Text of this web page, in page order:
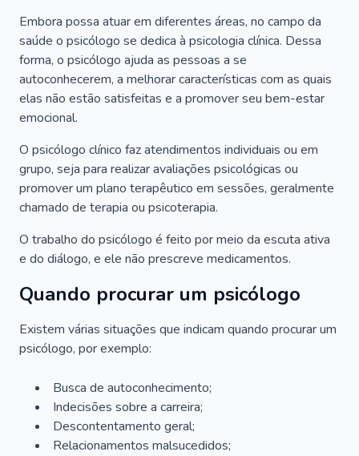
Embora possa atuar em diferentes áreas, no campo da
saúde o psicólogo se dedica à psicologia clínica. Dessa
forma, o psicólogo ajuda as pessoas a se
autoconhecerem, a melhorar características com as quais
elas não estão satisfeitas e a promover seu bem-estar
emocional.
O psicólogo clínico faz atendimentos individuais ou em
grupo, seja para realizar avaliações psicológicas ou
promover um plano terapêutico em sessões, geralmente
chamado de terapia ou psicoterapia.
O trabalho do psicólogo é feito por meio da escuta ativa
e do diálogo, e ele não prescreve medicamentos.
Quando procurar um psicólogo
Existem várias situações que indicam quando procurar um
psicólogo, por exemplo:
Busca de autoconhecimento;
Indecisões sobre a carreira;
Descontentamento geral;
Relacionamentos malsucedidos;